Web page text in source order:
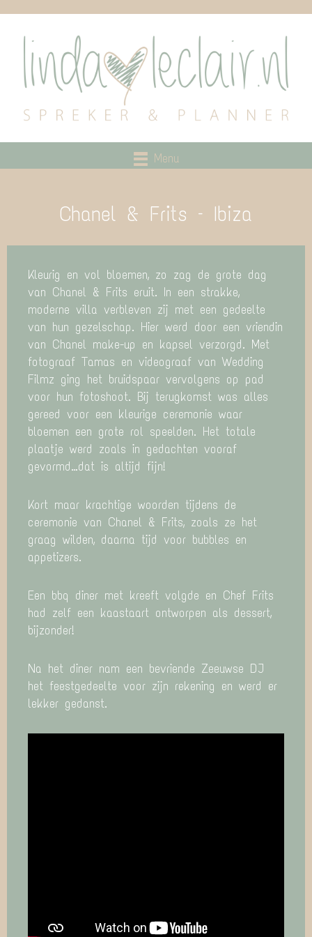
Menu
Chanel & Frits – Ibiza
Kleurig en vol bloemen, zo zag de grote dag
van Chanel & Frits eruit. In een strakke,
moderne villa verbleven zij met een gedeelte
van hun gezelschap. Hier werd door een vriendin
van Chanel make-up en kapsel verzorgd. Met
fotograaf Tamas en videograaf van Wedding
Filmz ging het bruidspaar vervolgens op pad
voor hun fotoshoot. Bij terugkomst was alles
gereed voor een kleurige ceremonie waar
bloemen een grote rol speelden. Het totale
plaatje werd zoals in gedachten vooraf
gevormd…dat is altijd fijn!
Kort maar krachtige woorden tijdens de
ceremonie van Chanel & Frits, zoals ze het
graag wilden, daarna tijd voor bubbles en
appetizers.
Een bbq diner met kreeft volgde en Chef Frits
had zelf een kaastaart ontworpen als dessert,
bijzonder!
Na het diner nam een bevriende Zeeuwse DJ
het feestgedeelte voor zijn rekening en werd er
lekker gedanst.